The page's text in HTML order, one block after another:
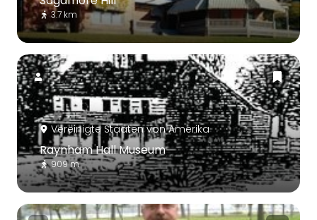
3.7 km
Vereinigte Staaten von Amerika
Raynham Hall Museum
909 m